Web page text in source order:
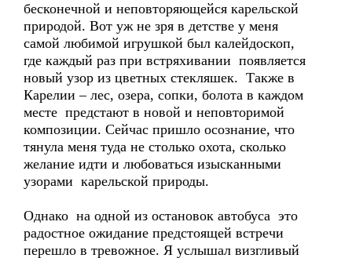
бесконечной и неповторяющейся карельской
природой. Вот уж не зря в детстве у меня
самой любимой игрушкой был калейдоскоп,
где каждый раз при встряхивании появляется
новый узор из цветных стекляшек. Также в
Карелии – лес, озера, сопки, болота в каждом
месте предстают в новой и неповторимой
композиции. Сейчас пришло осознание, что
тянула меня туда не столько охота, сколько
желание идти и любоваться изысканными
узорами карельской природы.
Однако на одной из остановок автобуса это
радостное ожидание предстоящей встречи
перешло в тревожное. Я услышал визгливый